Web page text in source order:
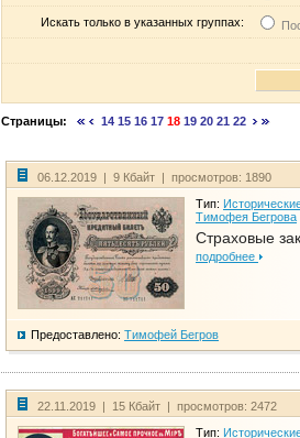
Искать только в указанных группах:
Страницы: 14 15 16 17 18 19 20 21 22
06.12.2019 | 9 Кбайт | просмотров: 1890
Тип:
Тимофея Бегрова
Страховые
подробнее
Предоставлено: Тимофей Бегров
22.11.2019 | 15 Кбайт | просмотров: 2472
Тип: